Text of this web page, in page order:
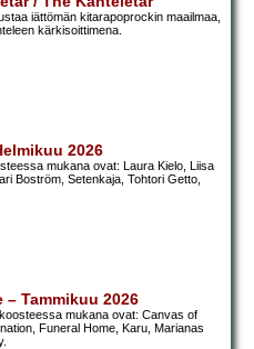
iättömän kitarapoprockin maailmaa,
kärkisoittimena.
2026
mukana ovat: Laura Kielo, Liisa
Boström, Setenkaja, Tohtori Getto,
Tammikuu 2026
mukana ovat: Canvas of
Funeral Home, Karu, Marianas